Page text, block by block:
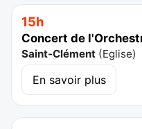
15h
Concert de
Saint-Clément (Eglise)
En savoir plus